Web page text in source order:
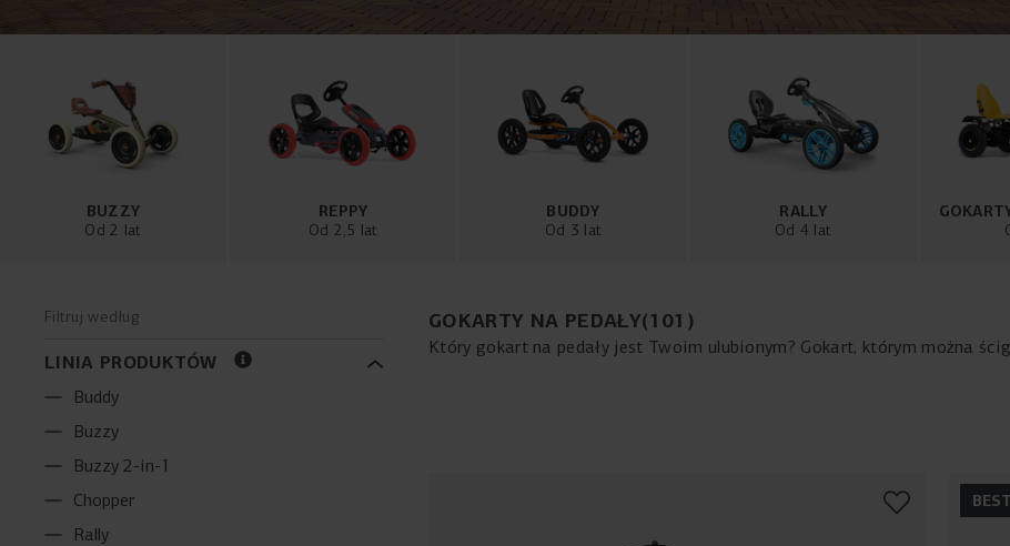
BUZZY
Od 2 lat
REPPY
Od 2,5 lat
BUDDY
Od 3 lat
RALLY
Od 4 lat
Filtruj według
LINIA PRODUKTÓW
Buddy
Buzzy
Buzzy 2-in-1
Chopper
Rally
GOKARTY NA PEDAŁY(101 )
Który gokart na pedały jest Twoim ulubionym? Gokart, którym można
aby dzieci mogły cieszyć się zabawą na świeżym powietrzu bez